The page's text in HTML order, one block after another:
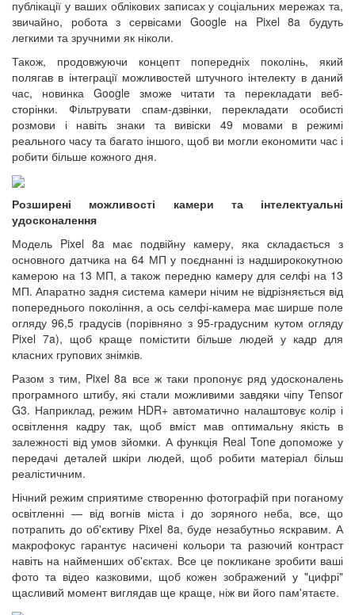
публікації у ваших облікових записах у соціальних мережах та,
звичайно, робота з сервісами Google на Pixel 8a будуть
легкими та зручними як ніколи.
Також, продовжуючи концепт попередніх поколінь, який
полягав в інтеграції можливостей штучного інтелекту в даний
час, новинка Google зможе читати та перекладати веб-
сторінки. Фільтрувати спам-дзвінки, перекладати особисті
розмови і навіть знаки та вивіски 49 мовами в режимі
реального часу та багато іншого, щоб ви могли економити час і
робити більше кожного дня.
Розширені можливості камери та інтелектуальні
удосконалення
Модель Pixel 8a має подвійну камеру, яка складається з
основного датчика на 64 МП у поєднанні із надширококутною
камерою на 13 МП, а також передню камеру для селфі на 13
МП. Апаратно задня система камери нічим не відрізняється від
попереднього покоління, а ось селфі-камера має ширше поле
огляду 96,5 градусів (порівняно з 95-градусним кутом огляду
Pixel 7a), щоб краще помістити більше людей у кадр для
класних групових знімків.
Разом з тим, Pixel 8a все ж таки пропонує ряд удосконалень
програмного штибу, які стали можливими завдяки чіпу Tensor
G3. Наприклад, режим HDR+ автоматично налаштовує колір і
освітлення кадру так, щоб вміст мав оптимальну якість в
залежності від умов зйомки. А функція Real Tone допоможе у
передачі деталей шкіри людей, щоб робити матеріал більш
реалістичним.
Нічний режим сприятиме створенню фотографій при поганому
освітленні — від вогнів міста і до зоряного неба, все, що
потрапить до об'єктиву Pixel 8a, буде незабутньо яскравим. А
макрофокус гарантує насичені кольори та разючий контраст
навіть на найменших об'єктах. Все це покликане зробити ваші
фото та відео казковими, щоб кожен зображений у "цифрі"
щасливий момент виглядав ще краще, ніж ви його пам'ятаєте.